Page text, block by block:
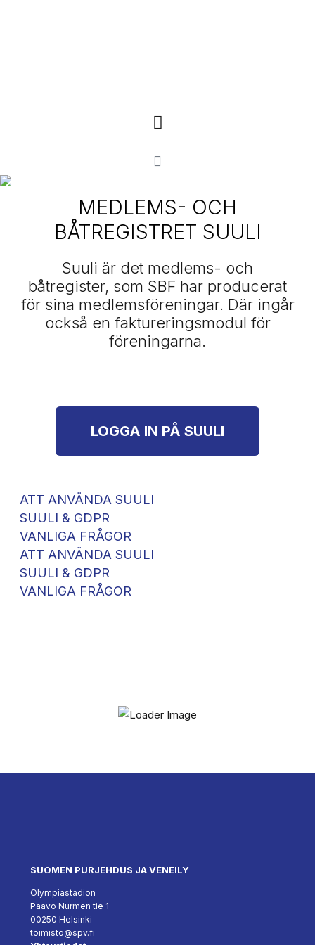
MEDLEMS- OCH
BÅTREGISTRET SUULI
Suuli är det medlems- och
båtregister, som SBF har producerat
för sina medlemsföreningar. Där ingår
också en faktureringsmodul för
föreningarna.
LOGGA IN PÅ SUULI
ATT ANVÄNDA SUULI
SUULI & GDPR
VANLIGA FRÅGOR
ATT ANVÄNDA SUULI
SUULI & GDPR
VANLIGA FRÅGOR
SUOMEN PURJEHDUS JA VENEILY
Olympiastadion
Paavo Nurmen tie 1
00250 Helsinki
toimisto@spv.fi